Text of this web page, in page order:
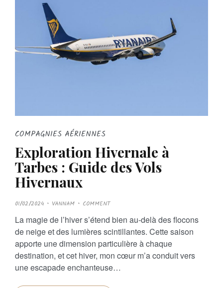
COMPAGNIES AÉRIENNES
Exploration Hivernale à
Tarbes : Guide des Vols
Hivernaux
P
O
T
E
D
O
N
01/02/2024 VANNAM COMMENT
La magie de l’hiver s’étend bien au-delà des flocons
de neige et des lumières scintillantes. Cette saison
apporte une dimension particulière à chaque
destination, et cet hiver, mon cœur m’a conduit vers
une escapade enchanteuse…